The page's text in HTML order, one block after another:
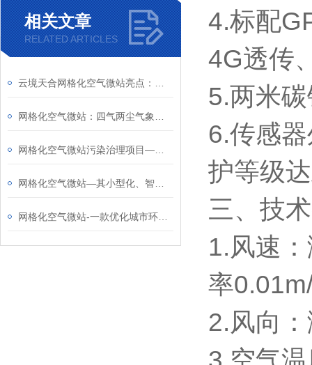
相关文章
RELATED ARTICLES
4.标配
4G透传
5.两米
6.传感
护等级
三、技
1.风速
率
2.风向